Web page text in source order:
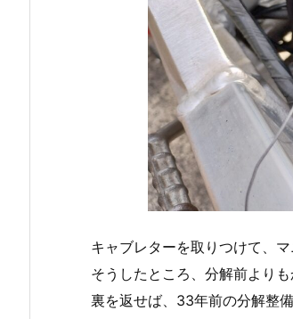
キャブレターを取りつけて、
そうしたところ、分解前より
裏を返せば、33年前の分解整